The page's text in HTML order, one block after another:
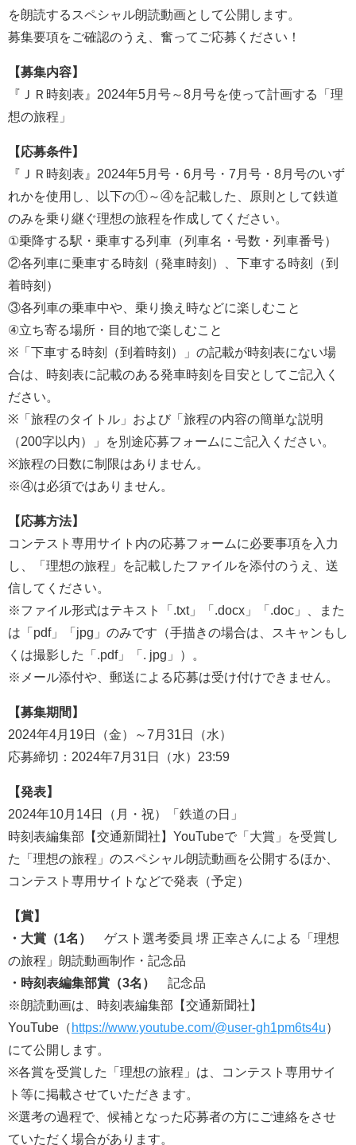
を朗読するスペシャル朗読動画として公開します。
募集要項をご確認のうえ、奮ってご応募ください！
【募集内容】
『ＪＲ時刻表』2024年5月号～8月号を使って計画する「理
想の旅程」
【応募条件】
『ＪＲ時刻表』2024年5月号・6月号・7月号・8月号のいず
れかを使用し、以下の①～④を記載した、原則として鉄道
のみを乗り継ぐ理想の旅程を作成してください。
①乗降する駅・乗車する列車（列車名・号数・列車番号）
②各列車に乗車する時刻（発車時刻）、下車する時刻（到
着時刻）
③各列車の乗車中や、乗り換え時などに楽しむこと
④立ち寄る場所・目的地で楽しむこと
※「下車する時刻（到着時刻）」の記載が時刻表にない場
合は、時刻表に記載のある発車時刻を目安としてご記入く
ださい。
※「旅程のタイトル」および「旅程の内容の簡単な説明
（200字以内）」を別途応募フォームにご記入ください。
※旅程の日数に制限はありません。
※④は必須ではありません。
【応募方法】
コンテスト専用サイト内の応募フォームに必要事項を入力
し、「理想の旅程」を記載したファイルを添付のうえ、送
信してください。
※ファイル形式はテキスト「.txt」「.docx」「.doc」、また
は「pdf」「jpg」のみです（手描きの場合は、スキャンもし
くは撮影した「.pdf」「. jpg」）。
※メール添付や、郵送による応募は受け付けできません。
【募集期間】
2024年4月19日（金）～7月31日（水）
応募締切：2024年7月31日（水）23:59
【発表】
2024年10月14日（月・祝）「鉄道の日」
時刻表編集部【交通新聞社】YouTubeで「大賞」を受賞し
た「理想の旅程」のスペシャル朗読動画を公開するほか、
コンテスト専用サイトなどで発表（予定）
【賞】
・大賞（1名）
ゲスト選考委員 堺 正幸さんによる「理想
の旅程」朗読動画制作・記念品
・時刻表編集部賞（3名）
記念品
※朗読動画は、時刻表編集部【交通新聞社】
YouTube（ https://www.youtube.com/@user-gh1pm6ts4u）
にて公開します。
※各賞を受賞した「理想の旅程」は、コンテスト専用サイ
ト等に掲載させていただきます。
※選考の過程で、候補となった応募者の方にご連絡をさせ
ていただく場合があります。